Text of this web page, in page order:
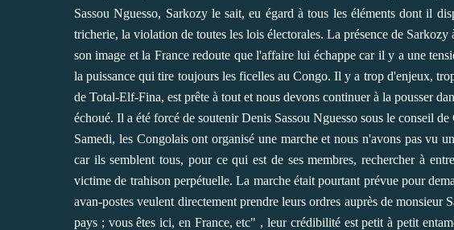
Sassou Nguesso, Sarkozy le sait, eu égard à tous les éléments dont il
tricherie, la violation de toutes les lois électorales. La présence de
son image et la France redoute que l'affaire lui échappe car il y a une
la puissance qui tire toujours les ficelles au Congo. Il y a trop d'enjeux,
de Total-Elf-Fina, est prête à tout et nous devons continuer à la pousser
échoué. Il a été forcé de soutenir Denis Sassou Nguesso sous le conseil de
Samedi, les Congolais ont organisé une marche et nous n'avons pas
car ils semblent tous, pour ce qui est de ses membres, rechercher à
victime de trahison perpétuelle. La marche était pourtant prévue pour
avan-postes veulent directement prendre leurs ordres auprès de monsieur
pays ; vous êtes ici, en France, etc" , leur crédibilité est petit à petit